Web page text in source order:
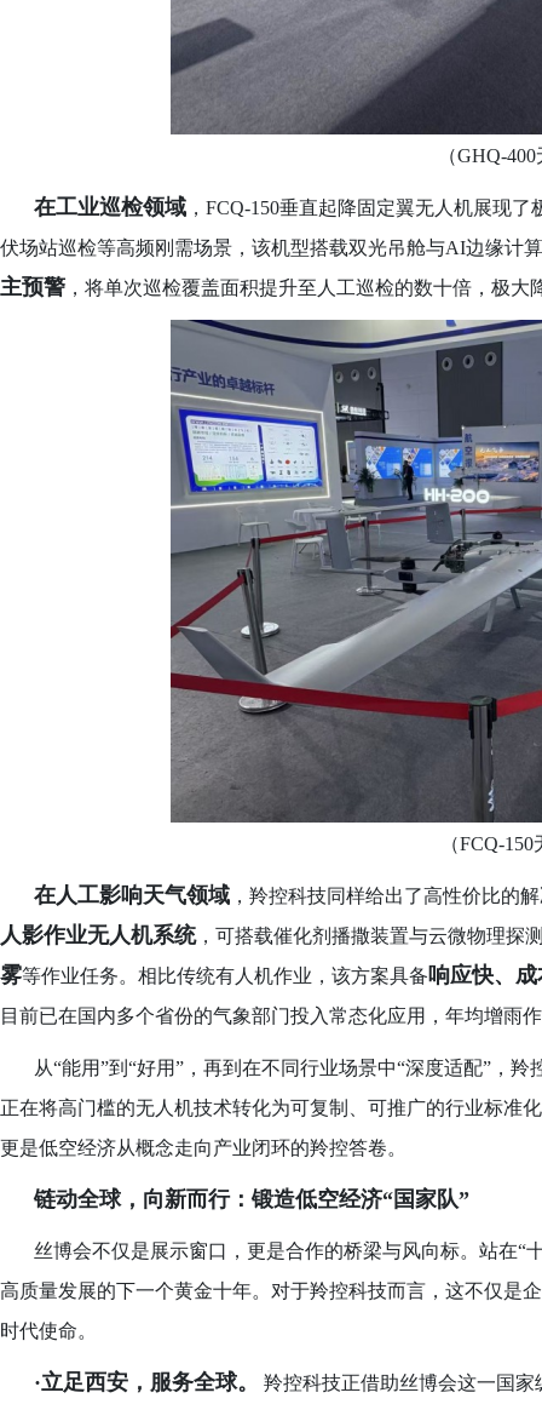
（GHQ-
在工业巡检领域 ， FCQ-150垂直起降固定翼无人机展现
伏场站巡检等高频刚需场景，该机型搭载双光吊舱与AI边缘计
主预警 ，将单次巡检覆盖面积提升至人工巡检的数十倍，极
（FCQ-150
在人工影响天气领域 ，羚控科技同样给出了高性价比的
人影作业无人机系统，可搭载催化剂播撒装置与云微物理探
雾等作业任务。相比传统有人机作业，该方案具备响应快、
目前已在国内多个省份的气象部门投入常态化应用，年均增雨
从“能用”到“好用”，再到在不同行业场景中“深度适配”，羚
正在将高门槛的无人机技术转化为可复制、可推广的行业标准
更是低空经济从概念走向产业闭环的羚控答卷。
链动全球，向新而行：锻造低空经济“国家队”
丝博会不仅是展示窗口，更是合作的桥梁与风向标。站在“
高质量发展的下一个黄金十年。对于羚控科技而言，这不仅是
时代使命。
·立足西安，服务全球。
羚控科技正借助丝博会这一国